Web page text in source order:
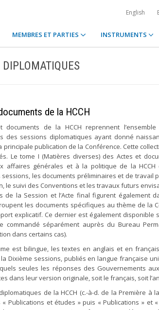
English
MEMBRES ET PARTIES INSTRUMENTS
de la HCCH
documents de la HCCH reprennent
des sessions diplomatiques ayant donné
principale publication de la Conférence. Cette
Le tome I (Matières diverses) des Actes et
affaires générales et à la politique de la
les documents préliminaires et de travail
le suivi des Conventions et les travaux futurs
de la Session et l’Acte final figurent également
les documents spécifiques au thème de la
explicatif. Ce dernier est également disponible
commandé séparément auprès du Bureau
dans certains cas).
est bilingue, les textes en anglais et en
Dixième sessions, publiés en langue française
seules les réponses des Gouvernements
dans leur version originale, soit le français, soit
de la HCCH (c.-à-d. de la Première à
Publications et études » puis « Publications » et